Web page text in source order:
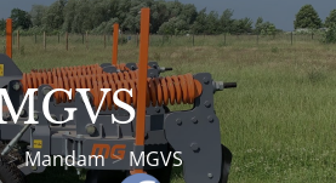
Mandam MGVS